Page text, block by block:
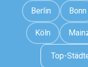
Berlin Bonn
Köln
Top-